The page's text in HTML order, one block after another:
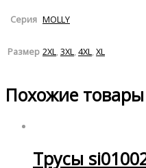
Серия MOLLY
Размер 2XL 3XL 4XL XL
Похожие товары
Трусы